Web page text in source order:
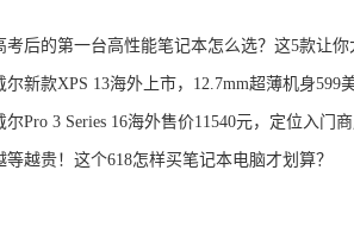
考后的第一台高性能笔记本怎么选？这5款让你
一步到位
尔新款XPS 13海外上市，12.7mm超薄机身599
尔Pro 3 Series 16海外售价11540元，定位入门商
等越贵！这个618怎样买笔记本电脑才划算？